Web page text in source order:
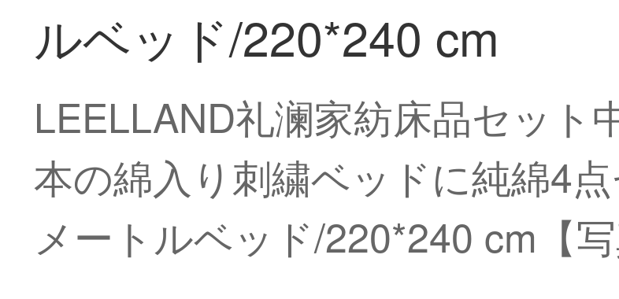
ルベッド/220*240 cm
LEELLAND礼澜家紡床品セット
本の綿入り刺繍ベッドに純綿4
メートルベッド/220*240 cm【